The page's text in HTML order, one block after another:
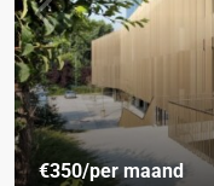
€350/per maand